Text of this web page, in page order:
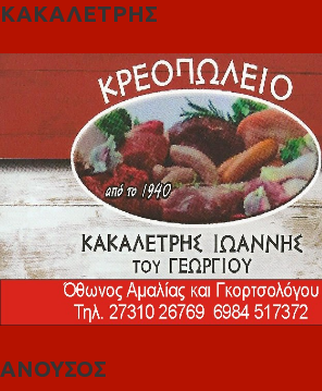
ΚΑΚΑΛΕΤΡΗΣ
ΑΝΟΥΣΟΣ